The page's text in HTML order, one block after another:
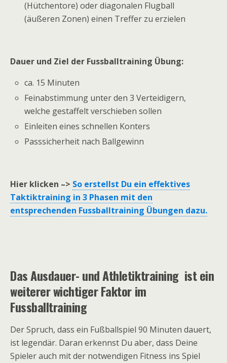
(Hütchentore) oder diagonalen Flugball
(äußeren Zonen) einen Treffer zu erzielen
Dauer und Ziel der Fussballtraining Übung:
ca. 15 Minuten
Feinabstimmung unter den 3 Verteidigern,
welche gestaffelt verschieben sollen
Einleiten eines schnellen Konters
Passsicherheit nach Ballgewinn
Hier klicken –> So erstellst Du ein effektives
Taktiktraining in 3 Phasen mit den
entsprechenden Fussballtraining Übungen dazu.
Das Ausdauer- und Athletiktraining ist ein
weiterer wichtiger Faktor im
Fussballtraining
Der Spruch, dass ein Fußballspiel 90 Minuten dauert,
ist legendär. Daran erkennst Du aber, dass Deine
Spieler auch mit der notwendigen Fitness ins Spiel